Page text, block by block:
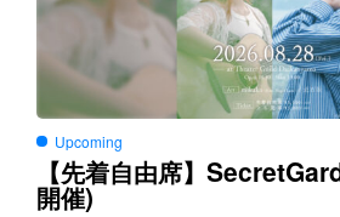
Upcoming
【先着自由席】
開催)